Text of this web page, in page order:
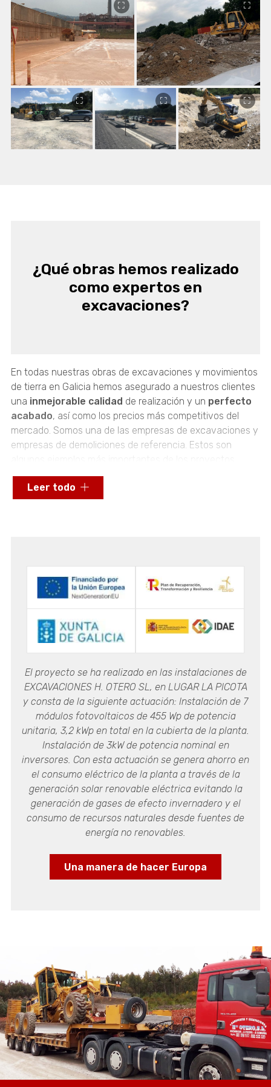
¿Qué obras hemos realizado
como expertos en
excavaciones?
En todas nuestras obras de excavaciones y movimientos
de tierra en Galicia hemos asegurado a nuestros clientes
una inmejorable calidad de realización y un perfecto
acabado, así como los precios más competitivos del
mercado. Somos una de las empresas de excavaciones y
empresas de demoliciones de referencia. Estos son
realizados por nuestra empresa en los últimos años:
Autovía Rías Baixas, (Tramo San Ciprián de Viñas-Alto
Autopista del Atlántico. Tramo Rande - Puxeiros.
Cliente: Rande UTE (Huarte–CC construcción SA –
Plataforma de mercancías generales (P.M.G.) Sigüeiro,
A Coruña. Cliente: Centros de Distribución Vegón, S.A.
Cliente: Piedrafita UTE (FCC. Construcción – ACS)
Transporte y movimiento de materiales en concesiones
de Cavisa. Cliente: Caolines de Vimianzo, SA
Parque eólico de Somozas. Cliente: Abeconsa
Planta de bioetanol en Teixeiro-Curtis. Cliente: FCC.
Construcción, SA
Descontaminación de los suelos contaminados en el
ámbito de la actuación industrial de Teixeiro- Curtis.
Cliente: FCC. Construcción, SA
y Candelas-Guillarey). Cliente: Comsa SA
Parque empresarial de Suevos – Arteixo (Antiguo
Matadero de Friadesa - A Coruña) Cliente: Brues y
Fernandez Construcciones
141 viviendas en A Zapateira (A Coruña): Cliente: Brues
y Fernandez Construcciones
Urbanización SUP-37, Costa Vella - Santiago. Cliente:
UTE SAR (ACS–PUENTES)
Leer todo
El proyecto se ha realizado en las instalaciones de
EXCAVACIONES H. OTERO SL, en LUGAR LA PICOTA
y consta de la siguiente actuación: Instalación de 7
módulos fotovoltaicos de 455 Wp de potencia
unitaria, 3,2 kWp en total en la cubierta de la planta.
Instalación de 3kW de potencia nominal en
inversores. Con esta actuación se genera ahorro en
el consumo eléctrico de la planta a través de la
generación solar renovable eléctrica evitando la
generación de gases de efecto invernadero y el
consumo de recursos naturales desde fuentes de
energía no renovables.
Una manera de hacer Europa